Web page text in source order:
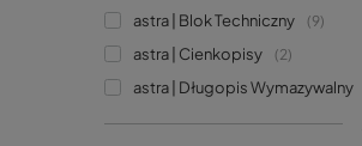
astra | Blok Techniczny 9
astra | Cienkopisy 2
astra | Długopis Wymazywalny